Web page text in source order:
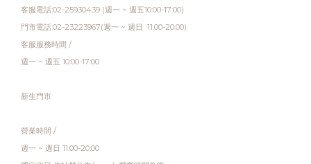
客服電話:02-25930439 (週一 ~ 週五10:00-17:00)
門市電話:02-23223967(週一 ~ 週日 11:00-20:00)
客服服務時間 /
週一 ~ 週五 10:00-17:00
新生門市
營業時間 /
週一 ~ 週日 11:00-20:00